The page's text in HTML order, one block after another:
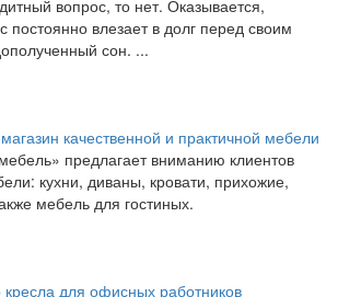
вопрос, то нет. Оказывается,
постоянно влезает в долг перед своим
сон. ...
качественной и практичной мебели
предлагает вниманию клиентов
кухни, диваны, кровати, прихожие,
мебель для гостиных.
для офисных работников